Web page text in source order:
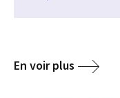
En voir plus